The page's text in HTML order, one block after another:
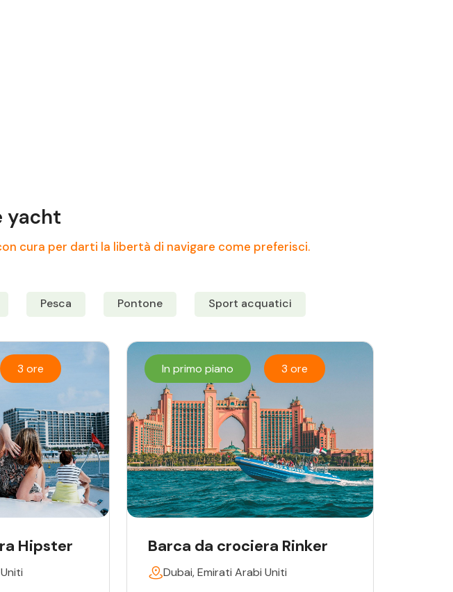
yacht
cura per darti la libertà di navigare come preferisci.
Pesca Pontone Sport acquatici
3 ore
Hipster
In primo piano 3 ore
Barca da crociera Rinker
Dubai, Emirati Arabi Uniti